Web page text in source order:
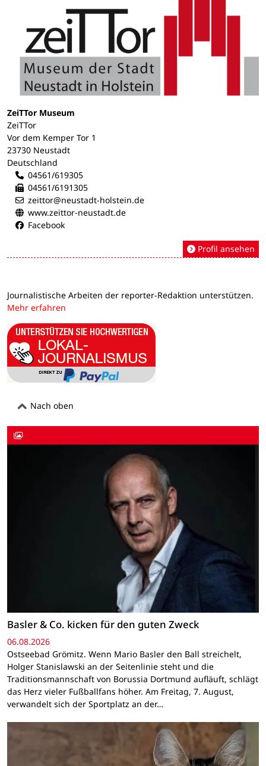
ZeiTTor Museum
ZeiTTor
Vor dem Kemper Tor 1
23730 Neustadt
Deutschland
04561/619305
04561/6191305
zeittor@neustadt-holstein.de
www.zeittor-neustadt.de
Facebook
Profil ansehen
Journalistische Arbeiten der reporter-Redaktion unterstützen.
Mehr erfahren
Nach oben
Basler & Co. kicken für den guten Zweck
06.08.2026
Ostseebad Grömitz. Wenn Mario Basler den Ball streichelt,
Holger Stanislawski an der Seitenlinie steht und die
Traditionsmannschaft von Borussia Dortmund aufläuft, schlägt
das Herz vieler Fußballfans höher. Am Freitag, 7. August,
verwandelt sich der Sportplatz an der…